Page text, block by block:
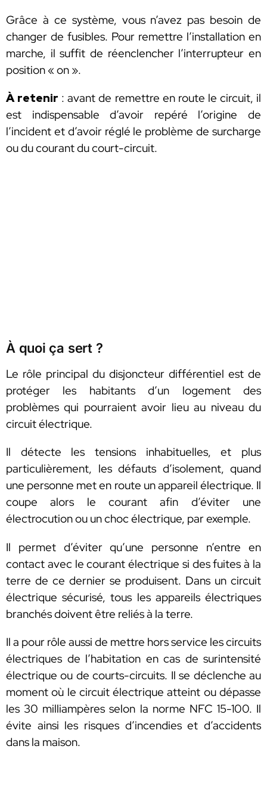
Grâce à ce système, vous n’avez pas besoin de
changer de fusibles. Pour remettre l’installation en
marche, il suffit de réenclencher l’interrupteur en
position « on ».
À retenir : avant de remettre en route le circuit, il
est indispensable d’avoir repéré l’origine de
l’incident et d’avoir réglé le problème de surcharge
ou du courant du court-circuit.
À quoi ça sert ?
Le rôle principal du disjoncteur différentiel est de
protéger les habitants d’un logement des
problèmes qui pourraient avoir lieu au niveau du
circuit électrique.
Il détecte les tensions inhabituelles, et plus
particulièrement, les défauts d’isolement, quand
une personne met en route un appareil électrique. Il
coupe alors le courant afin d’éviter une
électrocution ou un choc électrique, par exemple.
Il permet d’éviter qu’une personne n’entre en
contact avec le courant électrique si des fuites à la
terre de ce dernier se produisent. Dans un circuit
électrique sécurisé, tous les appareils électriques
branchés doivent être reliés à la terre.
Il a pour rôle aussi de mettre hors service les circuits
électriques de l’habitation en cas de surintensité
électrique ou de courts-circuits. Il se déclenche au
moment où le circuit électrique atteint ou dépasse
les 30 milliampères selon la norme NFC 15-100. Il
évite ainsi les risques d’incendies et d’accidents
dans la maison.